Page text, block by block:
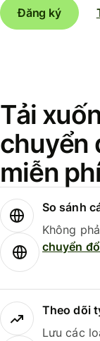
Đăng ký
Tải
chuyển
miễn
So sánh
Không
chuyển
Theo dõi
Lưu các